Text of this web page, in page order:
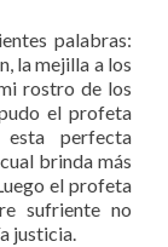
palabras:
la mejilla a los
rostro de los
el profeta
perfecta
brinda más
el profeta
sufriente no
justicia.